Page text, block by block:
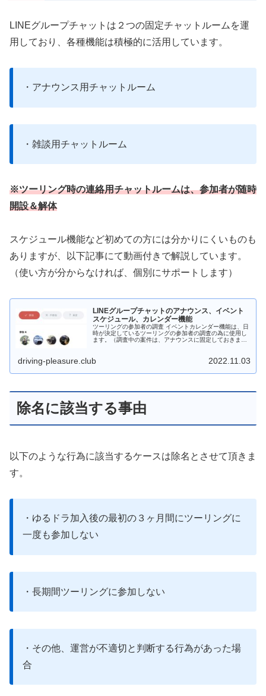
LINEグループチャットは２つの固定チャットルームを運
用しており、各種機能は積極的に活用しています。
・アナウンス用チャットルーム
・雑談用チャットルーム
※ツーリング時の連絡用チャットルームは、参加者が随時
開設＆解体
スケジュール機能など初めての方には分かりにくいものも
ありますが、以下記事にて動画付きで解説しています。
（使い方が分からなければ、個別にサポートします）
LINEグループチャットのアナウンス、イベント
スケジュール、カレンダー機能
ツーリングの参加者の調査 イベントカレンダー機能は、日
時が決定しているツーリングの参加者の調査の為に使用し
ます。（調査中の案件は、アナウンスに固定しておきま
driving-pleasure.club 2022.11.03
除名に該当する事由
以下のような行為に該当するケースは除名とさせて頂きま
す。
・ゆるドラ加入後の最初の３ヶ月間にツーリングに
一度も参加しない
・長期間ツーリングに参加しない
・その他、運営が不適切と判断する行為があった場
合